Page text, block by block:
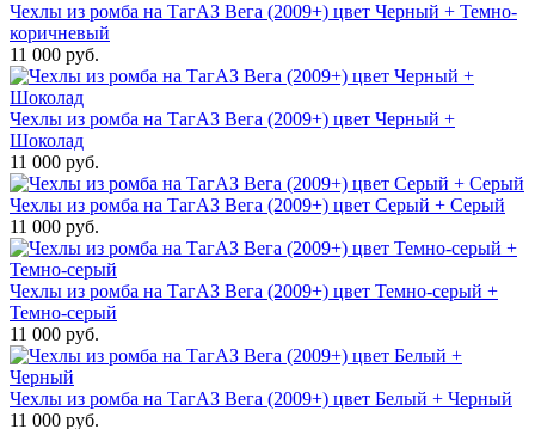
Чехлы из ромба на ТагАЗ Вега (2009+) цвет Черный + Темно-
коричневый
11 000 руб.
Чехлы из ромба на ТагАЗ Вега (2009+) цвет Черный +
Шоколад
11 000 руб.
Чехлы из ромба на ТагАЗ Вега (2009+) цвет Серый + Серый
11 000 руб.
Чехлы из ромба на ТагАЗ Вега (2009+) цвет Темно-серый +
Темно-серый
11 000 руб.
Чехлы из ромба на ТагАЗ Вега (2009+) цвет Белый + Черный
11 000 руб.